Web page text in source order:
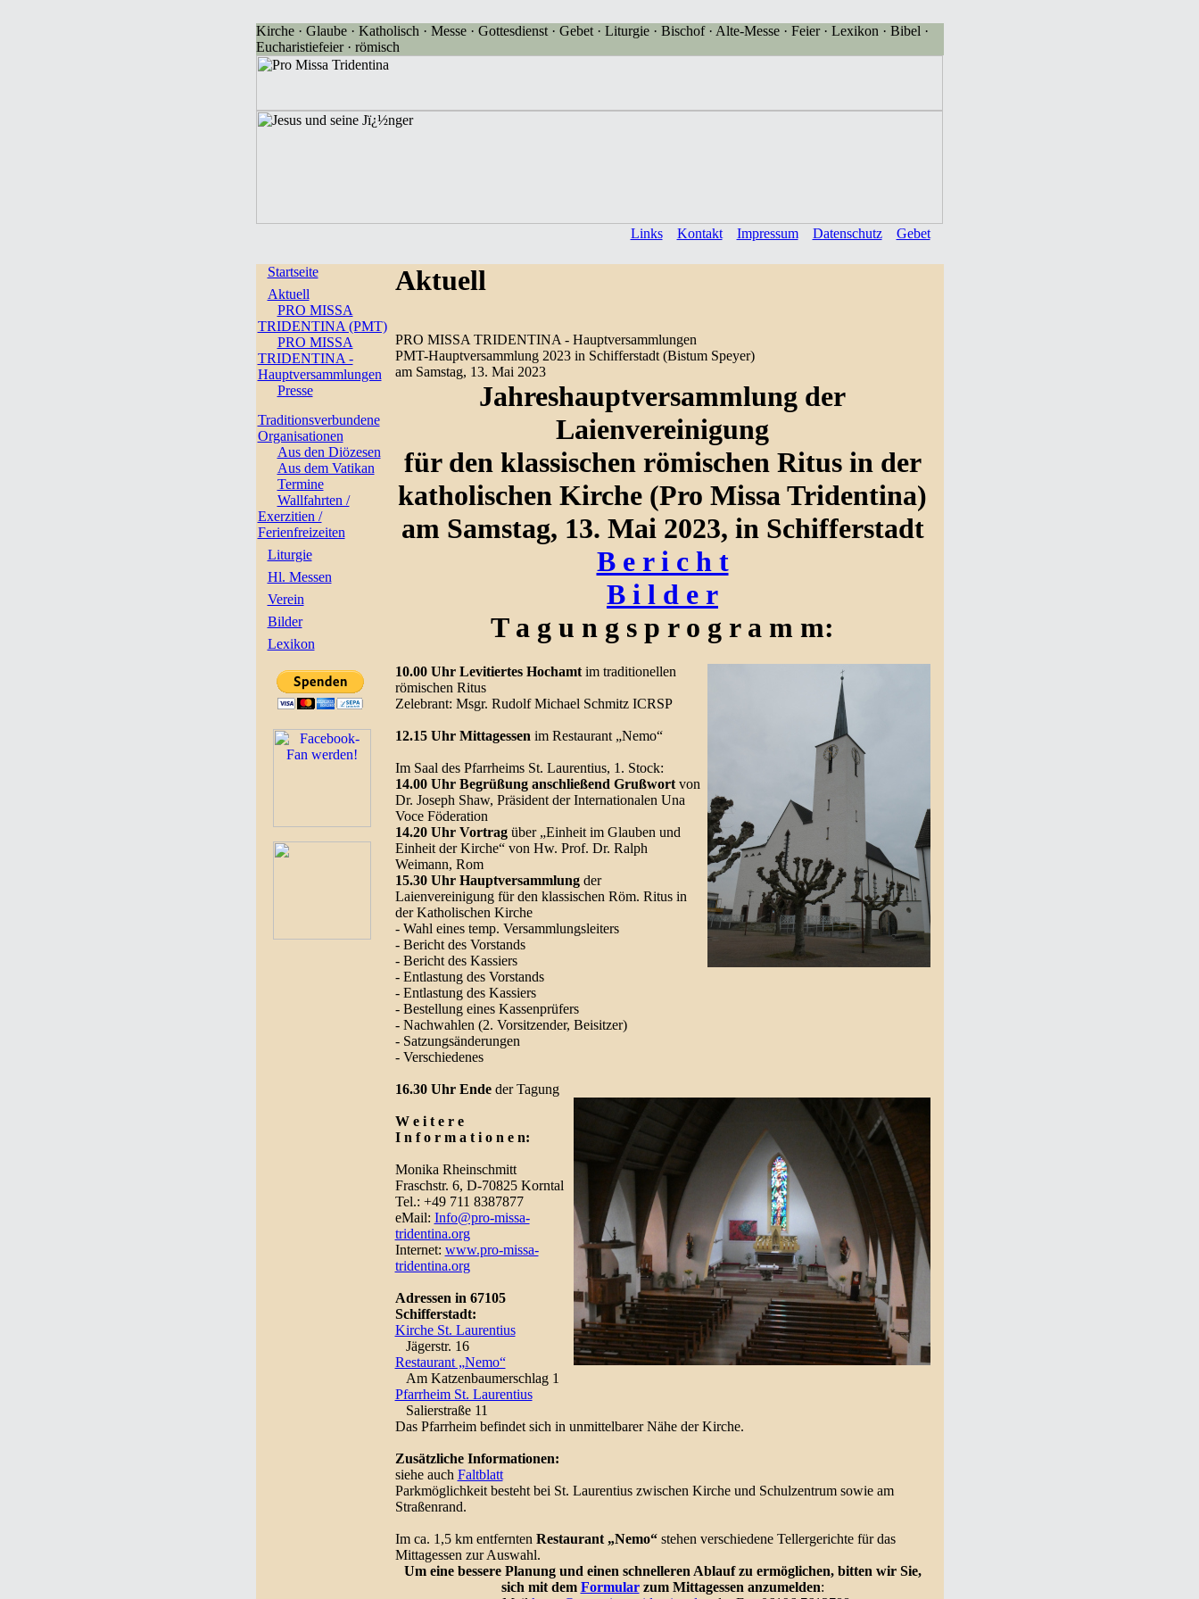
Kirche · Glaube · Katholisch · Messe · Gottesdienst · Gebet · Liturgie · Bischof · Alte-Messe · Feier · Lexikon · Bibel ·
Eucharistiefeier · römisch
Links Kontakt Impressum Datenschutz Gebet
Startseite
Aktuell
PRO MISSA
TRIDENTINA (PMT)
PRO MISSA
TRIDENTINA -
Hauptversammlungen
Presse
Traditionsverbundene
Organisationen
Aus den Diözesen
Aus dem Vatikan
Termine
Wallfahrten /
Exerzitien /
Ferienfreizeiten
Liturgie
Hl. Messen
Verein
Bilder
Lexikon
Aktuell
PRO MISSA TRIDENTINA - Hauptversammlungen
PMT-Hauptversammlung 2023 in Schifferstadt (Bistum Speyer)
am Samstag, 13. Mai 2023
Jahreshauptversammlung der
Laienvereinigung
für den klassischen römischen Ritus in der
katholischen Kirche (Pro Missa Tridentina)
am Samstag, 13. Mai 2023, in Schifferstadt
B e r i c h t
B i l d e r
T a g u n g s p r o g r a m m:
10.00 Uhr Levitiertes Hochamtim traditionellen
römischen Ritus
Zelebrant: Msgr. Rudolf Michael Schmitz ICRSP
12.15 Uhr Mittagessen im Restaurant „Nemo“
Im Saal des Pfarrheims St. Laurentius, 1. Stock:
14.00 Uhr Begrüßung anschließend Grußwortvon
Dr. Joseph Shaw, Präsident der Internationalen Una
Voce Föderation
14.20 Uhr Vortragüber „Einheit im Glauben und
Einheit der Kirche“ von Hw. Prof. Dr. Ralph
Weimann, Rom
15.30 Uhr Hauptversammlungder
Laienvereinigung für den klassischen Röm. Ritus in
der Katholischen Kirche
- Wahl eines temp. Versammlungsleiters
- Bericht des Vorstands
- Bericht des Kassiers
- Entlastung des Vorstands
- Entlastung des Kassiers
- Bestellung eines Kassenprüfers
- Nachwahlen (2. Vorsitzender, Beisitzer)
- Satzungsänderungen
- Verschiedenes
16.30 Uhr Endeder Tagung
W e i t e r e
I n f o r m a t i o n e n:
Monika Rheinschmitt
Fraschstr. 6, D-70825 Korntal
Tel.: +49 711 8387877
eMail: Info@pro-missa-
tridentina.org
Internet: www.pro-missa-
tridentina.org
Adressen in 67105
Schifferstadt:
Kirche St. Laurentius
Jägerstr. 16
Restaurant „Nemo“
Am Katzenbaumerschlag 1
Pfarrheim St. Laurentius
Salierstraße 11
Das Pfarrheim befindet sich in unmittelbarer Nähe der Kirche.
Zusätzliche Informationen:
siehe auch Faltblatt
Parkmöglichkeit besteht bei St. Laurentius zwischen Kirche und Schulzentrum sowie am
Straßenrand.
Im ca. 1,5 km entfernten Restaurant „Nemo“stehen verschiedene Tellergerichte für das
Mittagessen zur Auswahl.
Um eine bessere Planung und einen schnelleren Ablauf zu ermöglichen, bitten wir Sie,
sich mit dem Formularzum Mittagessen anzumelden: